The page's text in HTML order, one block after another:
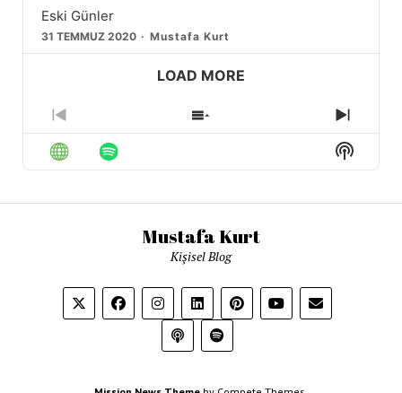
Eski Günler
31 TEMMUZ 2020 Mustafa Kurt
LOAD MORE
Previous
Episode
Show
Episodes
Next
Show
Mustafa Kurt
Kişisel Blog